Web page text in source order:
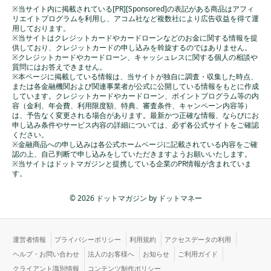
※当サイト内に掲載されている[PR][Sponsored]の表記がある商品はアフィ
リエイトプログラムを利用し、アコム社など複数社により広告収益を得て運
用しております。
※当サイトはクレジットカードやカードローンなどのお金に関する情報を提
供しており、クレジットカードの申し込みを斡旋するのではありません。
※クレジットカードやカードローン、キャッシュレスに関する個人の相談や
質問にはお答えできません。
※本ページに掲載している情報は、当サイトが独自に調査・収集した時点、
または各金融機関および関連事業者が公式に公開している情報をもとに作成
しています。クレジットカードやカードローン、ポイントプログラム等の内
容（金利、年会費、利用限度額、特典、審査条件、キャンペーン内容等）
は、予告なく変更される場合があります。最新かつ正確な情報、ならびにお
申し込み条件やサービス内容の詳細については、必ず各公式サイトをご確認
ください。
※金融商品への申し込みは各公式ホームページに記載されている内容をご確
認の上、自己判断で申し込みをしていただきますようお願いいたします。
※当サイトはドットマガジンと提携している企業のPR情報が含まれていま
す。
© 2026 ドットマガジン by ドットマネー
運営者情報 プライバシーポリシー 利用規約
アクセスデータの利用
ヘルプ・お問い合わせ
法人のお客様へ お知らせ
ご利用ガイド
クライアント識別情報
コンテンツ制作ポリシー